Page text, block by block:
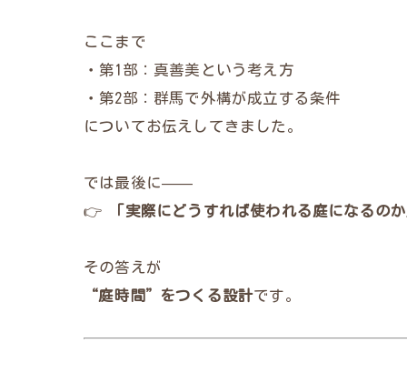
ここまで
・第1部：真善美という考え方
・第2部：群馬で外構が成立する条件
についてお伝えしてきました。
では最後に——
👉
「実際にどうすれば使われる庭になるのか
その答えが
“庭時間”をつくる設計です。